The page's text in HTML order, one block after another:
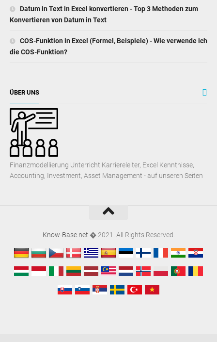
Datum in Text in Excel konvertieren - Top 3 Methoden zum
Konvertieren von Datum in Text
COS-Funktion in Excel (Formel, Beispiele) - Wie verwende ich
die COS-Funktion?
ÜBER UNS
Finanzmodellierung Unterricht Karriereleiter, Excel Kenntnisse,
Accounting, Investment, Asset Management - auf unseren Seiten
Know-Base.net � 2021. All Rights Reserved.